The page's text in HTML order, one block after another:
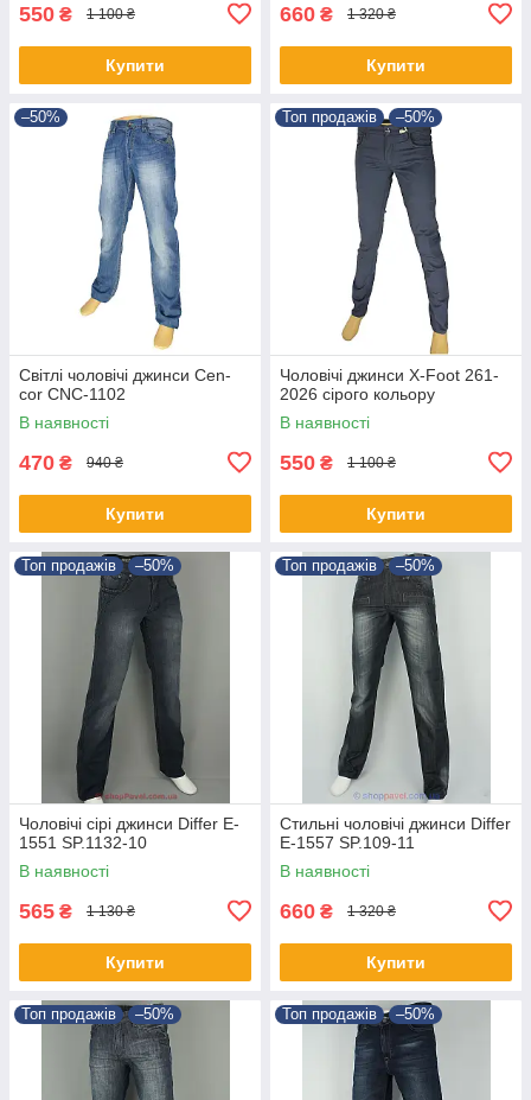
550 ₴ 1 100 ₴
Купити
660 ₴ 1 320 ₴
Купити
–50%
Світлі чоловічі джинси Cen-
cor CNC-1102
В наявності
470 ₴ 940 ₴
Купити
Топ продажів –50%
Чоловічі джинси X-Foot 261-
2026 сірого кольору
В наявності
550 ₴ 1 100 ₴
Купити
Топ продажів –50%
Чоловічі сірі джинси Differ E-
1551 SP.1132-10
В наявності
565 ₴ 1 130 ₴
Купити
Топ продажів –50%
Стильні чоловічі джинси Differ
E-1557 SP.109-11
В наявності
660 ₴ 1 320 ₴
Купити
Топ продажів –50% Топ продажів –50%